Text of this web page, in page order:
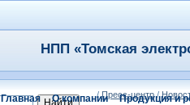
Главная О компании Продукция и
НПП «Томская
/Пресс-центр/